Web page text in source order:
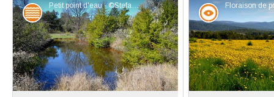
Petit point d'eau - ©Stefano Blanc - PNR Verdon
Eaux et rivières Point de